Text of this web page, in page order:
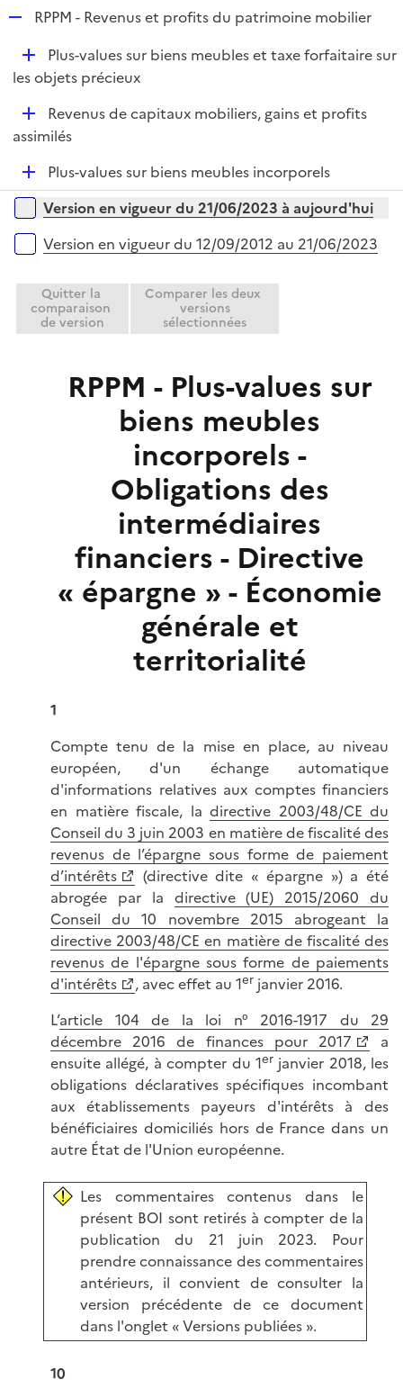
p
l
i
e
r
RPPM - Revenus et profits du patrimoine mobilier
D
é
i
Plus-values sur biens meubles et taxe forfaitaire sur
les objets précieux
D
é
e
r
Revenus de capitaux mobiliers, gains et profits
assimilés
D
é
p
e
r
Plus-values sur biens meubles incorporels
Versions sur la période
Version en vigueur du 21/06/2023 à aujourd'hui
Version en vigueur du 12/09/2012 au 21/06/2023
Quitter la
comparaison
de version
Comparer les deux
versions
sélectionnées
RPPM - Plus-values sur
biens meubles
incorporels -
Obligations des
intermédiaires
financiers - Directive
« épargne » - Économie
générale et
territorialité
1
Compte tenu de la mise en place, au niveau
européen, d'un échange automatique
d'informations relatives aux comptes financiers
en matière fiscale, la directive 2003/48/CE du
Conseil du 3 juin 2003 en matière de fiscalité des
revenus de l’épargne sous forme de paiement
d’intérêts
(directive dite « épargne ») a été
abrogée par la directive (UE) 2015/2060 du
Conseil du 10 novembre 2015 abrogeant la
directive 2003/48/CE en matière de fiscalité des
revenus de l'épargne sous forme de paiements
d'intérêts
, avec effet au 1er janvier 2016.
L’article 104 de la loi n° 2016-1917 du 29
décembre 2016 de finances pour 2017
a
ensuite allégé, à compter du 1erjanvier 2018, les
obligations déclaratives spécifiques incombant
aux établissements payeurs d'intérêts à des
bénéficiaires domiciliés hors de France dans un
autre État de l'Union européenne.
Les commentaires contenus dans le
présent BOI sont retirés à compter de la
publication du 21 juin 2023. Pour
prendre connaissance des commentaires
antérieurs, il convient de consulter la
version précédente de ce document
dans l'onglet « Versions publiées ».
10